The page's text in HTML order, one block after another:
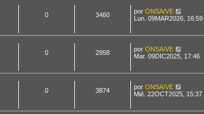
0 3460 por ONSA/VE
Lun. 09MAR2026, 16:59
0 2958 por ONSA/VE
Mar. 09DIC2025, 17:46
0 3874 por ONSA/VE
Mié. 22OCT2025, 15:37